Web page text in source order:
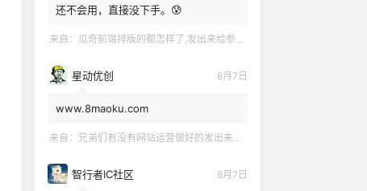
还不会用，直接没下手。😰
来自： 瓜奇前端排版的都怎样了,发出来给参观下吧
星动优创 8月7日
www.8maoku.com
来自： 兄弟们有没有网站运营做好的发出来观摩观摩嘛
智行者IC社区 8月7日